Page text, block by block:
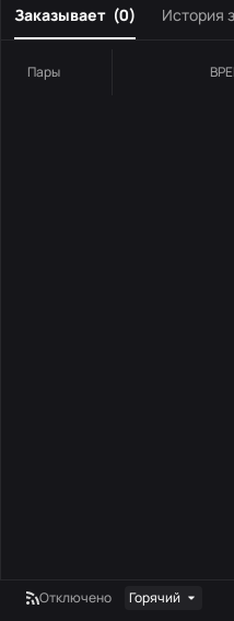
Заказывает (0) История
Пары
Отключено Горячий